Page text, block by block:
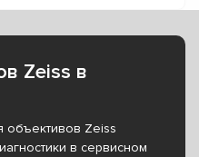
Zeiss в
объективов Zeiss
в сервисном